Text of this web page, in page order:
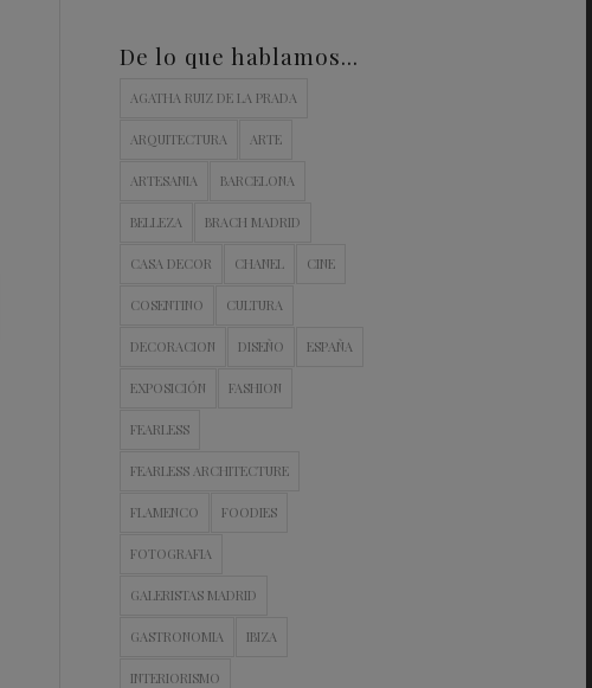
De lo que hablamos…
AGATHA RUIZ DE LA PRADA
ARQUITECTURA ARTE
ARTESANIA BARCELONA
BELLEZA BRACH MADRID
CASA DECOR CHANEL CINE
COSENTINO CULTURA
DECORACION DISEÑO ESPAÑA
EXPOSICIÓN FASHION
FEARLESS
FEARLESS ARCHITECTURE
FLAMENCO FOODIES
FOTOGRAFIA
GALERISTAS MADRID
GASTRONOMIA IBIZA
INTERIORISMO